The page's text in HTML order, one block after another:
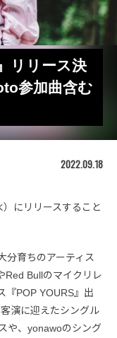
リリース決
参加曲含む
2022.09.18
にリリースすること
分育ちのアーティス
Red Bullのマイクリレ
『POP YOURS』出
演に迎えたシングル
や、yonawoのシング